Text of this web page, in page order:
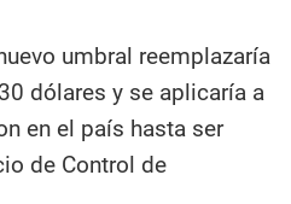
umbral reemplazaría
dólares y se aplicaría a
en el país hasta ser
de Control de